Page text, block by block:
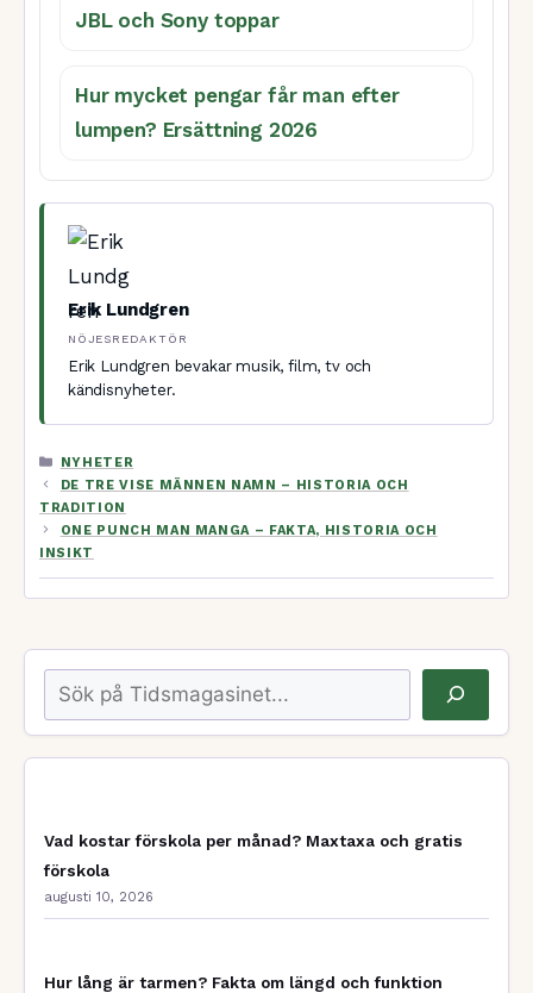
JBL och Sony toppar
Hur mycket pengar får man efter
lumpen? Ersättning 2026
Erik Lundgren
NÖJESREDAKTÖR
Erik Lundgren bevakar musik, film, tv och
kändisnyheter.
KATEGORIER
NYHETER
DE TRE VISE MÄNNEN NAMN – HISTORIA OCH
TRADITION
ONE PUNCH MAN MANGA – FAKTA, HISTORIA OCH
INSIKT
Sök
Vad kostar förskola per månad? Maxtaxa och gratis
förskola
augusti 10, 2026
Hur lång är tarmen? Fakta om längd och funktion